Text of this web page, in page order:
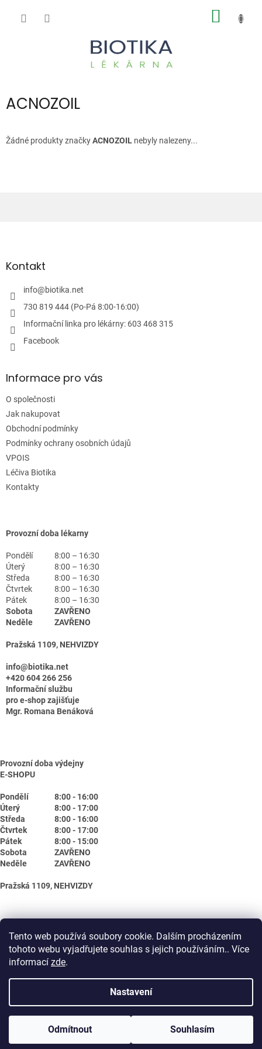
Tento web používá soubory cookie. Dalším procházením
tohoto webu vyjadřujete souhlas s jejich používáním.. Více
informací zde.
Nastavení
Odmítnout Souhlasím
ACNOZOIL
Žádné produkty značkyACNOZOIL nebyly nalezeny...
aKontakt
info@biotika.net
730 819 444 (Po-Pá 8:00-16:00)
Informační linka pro lékárny: 603 468 315
Facebook
Informace pro vás
O společnosti
Jak nakupovat
Obchodní podmínky
Podmínky ochrany osobních údajů
VPOIS
Léčiva Biotika
Kontakty
Provozní doba lékarny
Pondělí
8:00 – 16:30
Úterý
8:00 – 16:30
Středa
8:00 – 16:30
Čtvrtek
8:00 – 16:30
Pátek
8:00 – 16:30
Sobota
ZAVŘENO
Neděle
ZAVŘENO
Pražská 1109, NEHVIZDY
info@biotika.net
+420 604 266 256
Informační službu
pro e-shop zajišťuje
Mgr. Romana Benáková
Provozní doba výdejny
E-SHOPU
Pondělí
8:00 - 16:00
Úterý
8:00 - 17:00
Středa
8:00 - 16:00
Čtvrtek
8:00 - 17:00
Pátek
8:00 - 15:00
Sobota
ZAVŘENO
Neděle
ZAVŘENO
Pražská 1109, NEHVIZDY
Vytvořil Shoptet
Copyright 2026Biotika.net . Všechna práva vyhrazena.